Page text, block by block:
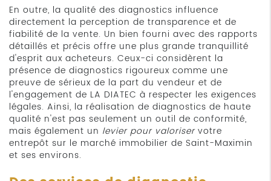
En outre, la qualité des diagnostics influence
directement la perception de transparence et de
fiabilité de la vente. Un bien fourni avec des rapports
détaillés et précis offre une plus grande tranquillité
d'esprit aux acheteurs. Ceux-ci considèrent la
présence de diagnostics rigoureux comme une
preuve de sérieux de la part du vendeur et de
l'engagement de LA DIATEC à respecter les exigences
légales. Ainsi, la réalisation de diagnostics de haute
qualité n'est pas seulement un outil de conformité,
mais également un levier pour valoriservotre
entrepôt sur le marché immobilier de Saint-Maximin
et ses environs.